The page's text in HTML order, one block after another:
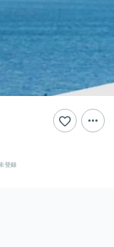
登録